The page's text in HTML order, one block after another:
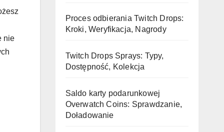
nie
Proces odbierania Twitch Drops:
Kroki, Weryfikacja, Nagrody
Twitch Drops Sprays: Typy,
Dostępność, Kolekcja
Saldo karty podarunkowej
Overwatch Coins: Sprawdzanie,
Doładowanie